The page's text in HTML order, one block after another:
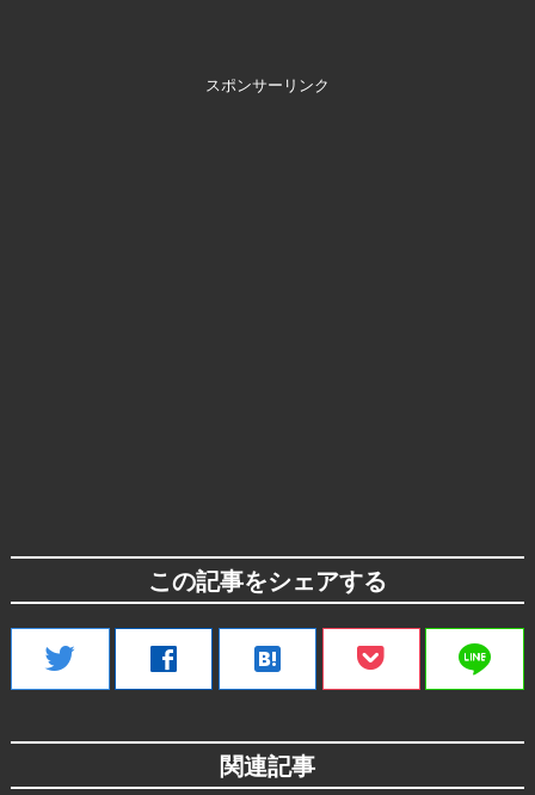
スポンサーリンク
この記事をシェアする
twitter facebook hatenabookmark line
関連記事